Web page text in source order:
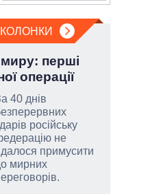
перші
операції
40 днів
російську
не
примусити
мирних